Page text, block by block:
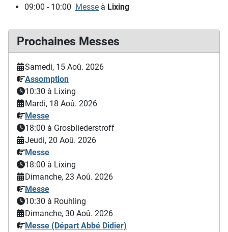
09:00 - 10:00 Messe à Lixing
Prochaines Messes
Samedi, 15 Aoû. 2026
Assomption
10:30 à Lixing
Mardi, 18 Aoû. 2026
Messe
18:00 à Grosbliederstroff
Jeudi, 20 Aoû. 2026
Messe
18:00 à Lixing
Dimanche, 23 Aoû. 2026
Messe
10:30 à Rouhling
Dimanche, 30 Aoû. 2026
Messe (Départ Abbé Didier)